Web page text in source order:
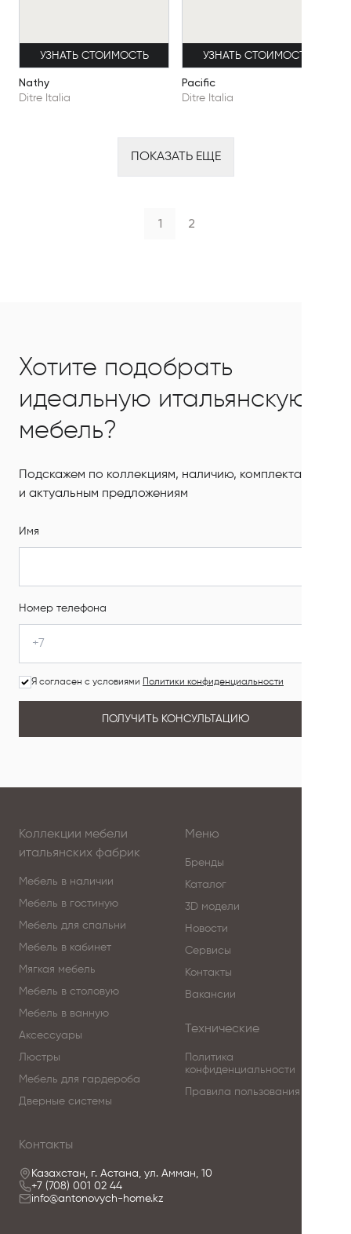
УЗНАТЬ СТОИМОСТЬ
Nathy
Ditre Italia
УЗНАТЬ СТОИМОСТЬ
Pacific
Ditre Italia
ПОКАЗАТЬ ЕЩЕ
1 2
Хотите подобрать
идеальную итальянскую
мебель?
Подскажем по коллекциям, наличию, комплектации
и актуальным предложениям
Имя
Номер телефона
Я согласен с условиями Политики конфиденциальности
ПОЛУЧИТЬ КОНСУЛЬТАЦИЮ
Коллекции мебели
итальянских фабрик
Мебель в наличии
Мебель в гостиную
Мебель для спальни
Мебель в кабинет
Мягкая мебель
Мебель в столовую
Мебель в ванную
Аксессуары
Люстры
Мебель для гардероба
Дверные системы
Меню
Бренды
Каталог
3D модели
Новости
Сервисы
Контакты
Вакансии
Технические
Политика
конфиденциальности
Правила пользования
Контакты
Казахстан, г. Астана, ул. Амман, 10
+7 (708) 001 02 44
info@antonovych-home.kz